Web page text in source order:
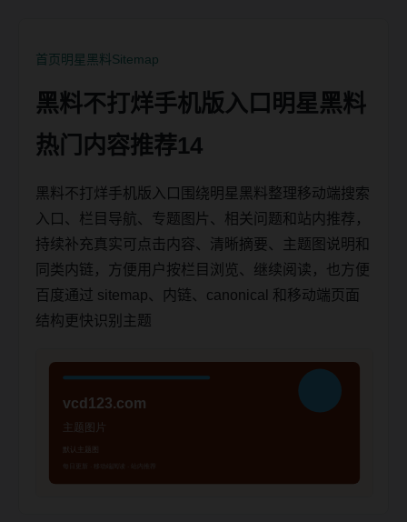
首页明星黑料Sitemap
黑料不打烊手机版入口明星黑料
热门内容推荐14
黑料不打烊手机版入口围绕明星黑料整理移动端搜索
入口、栏目导航、专题图片、相关问题和站内推荐，
持续补充真实可点击内容、清晰摘要、主题图说明和
同类内链，方便用户按栏目浏览、继续阅读，也方便
百度通过 sitemap、内链、canonical 和移动端页面
结构更快识别主题